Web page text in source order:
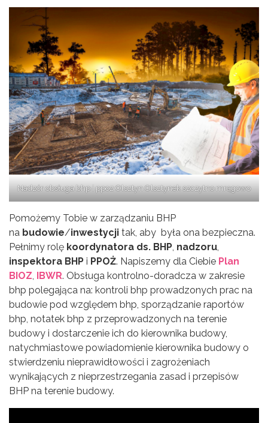
Nadzór obsługa bhp i ppoz Olsztyn Olsztynek szczytno mrągowo
Pomożemy Tobie w zarządzaniu BHP
na budowie/inwestycji tak, aby była ona bezpieczna.
Pełnimy rolę koordynatora ds. BHP, nadzoru,
inspektora BHP i PPOŻ. Napiszemy dla Ciebie Plan
BIOZ, IBWR. Obsługa kontrolno-doradcza w zakresie
bhp polegająca na: kontroli bhp prowadzonych prac na
budowie pod względem bhp, sporządzanie raportów
bhp, notatek bhp z przeprowadzonych na terenie
budowy i dostarczenie ich do kierownika budowy,
natychmiastowe powiadomienie kierownika budowy o
stwierdzeniu nieprawidłowości i zagrożeniach
wynikających z nieprzestrzegania zasad i przepisów
BHP na terenie budowy.